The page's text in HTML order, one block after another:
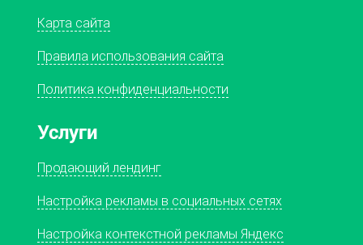
Карта сайта
Правила использования сайта
Политика конфиденциальности
Услуги
Продающий лендинг
Настройка рекламы в социальных сетях
Настройка контекстной рекламы Яндекс